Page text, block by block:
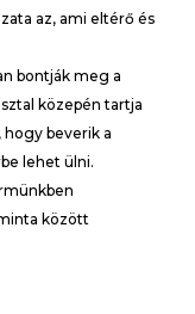
az, ami eltérő és
bontják meg a
közepén tartja
beverik a
lehet ülni.
között